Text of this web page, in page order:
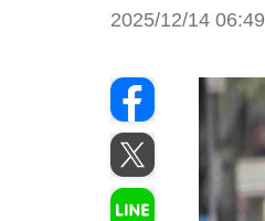
2025/12/14 06:49